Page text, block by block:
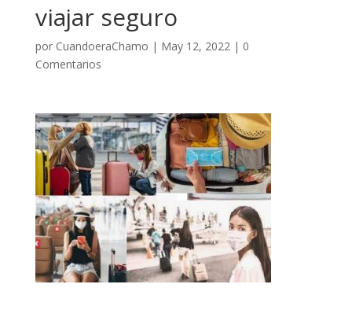
viajar seguro
por CuandoeraChamo | May 12, 2022| 0
Comentarios